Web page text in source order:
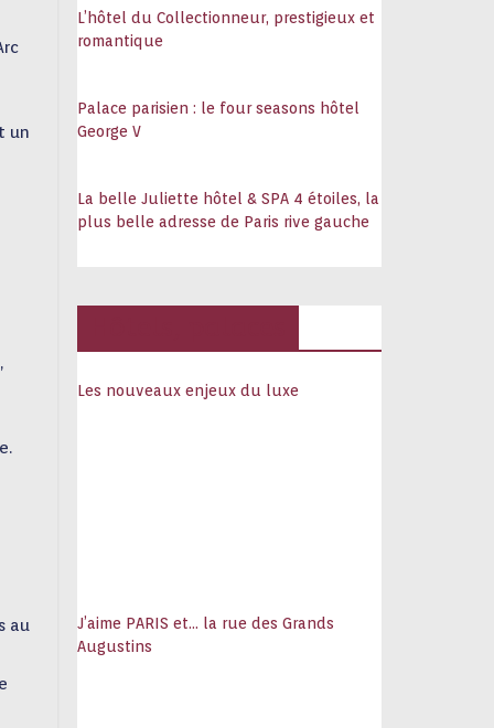
un
au
L’hôtel du Collectionneur, prestigieux et
romantique
Palace parisien : le four seasons hôtel
George V
La belle Juliette hôtel & SPA 4 étoiles, la
plus belle adresse de Paris rive gauche
Les nouveaux enjeux du luxe
J’aime PARIS et… la rue des Grands
Augustins